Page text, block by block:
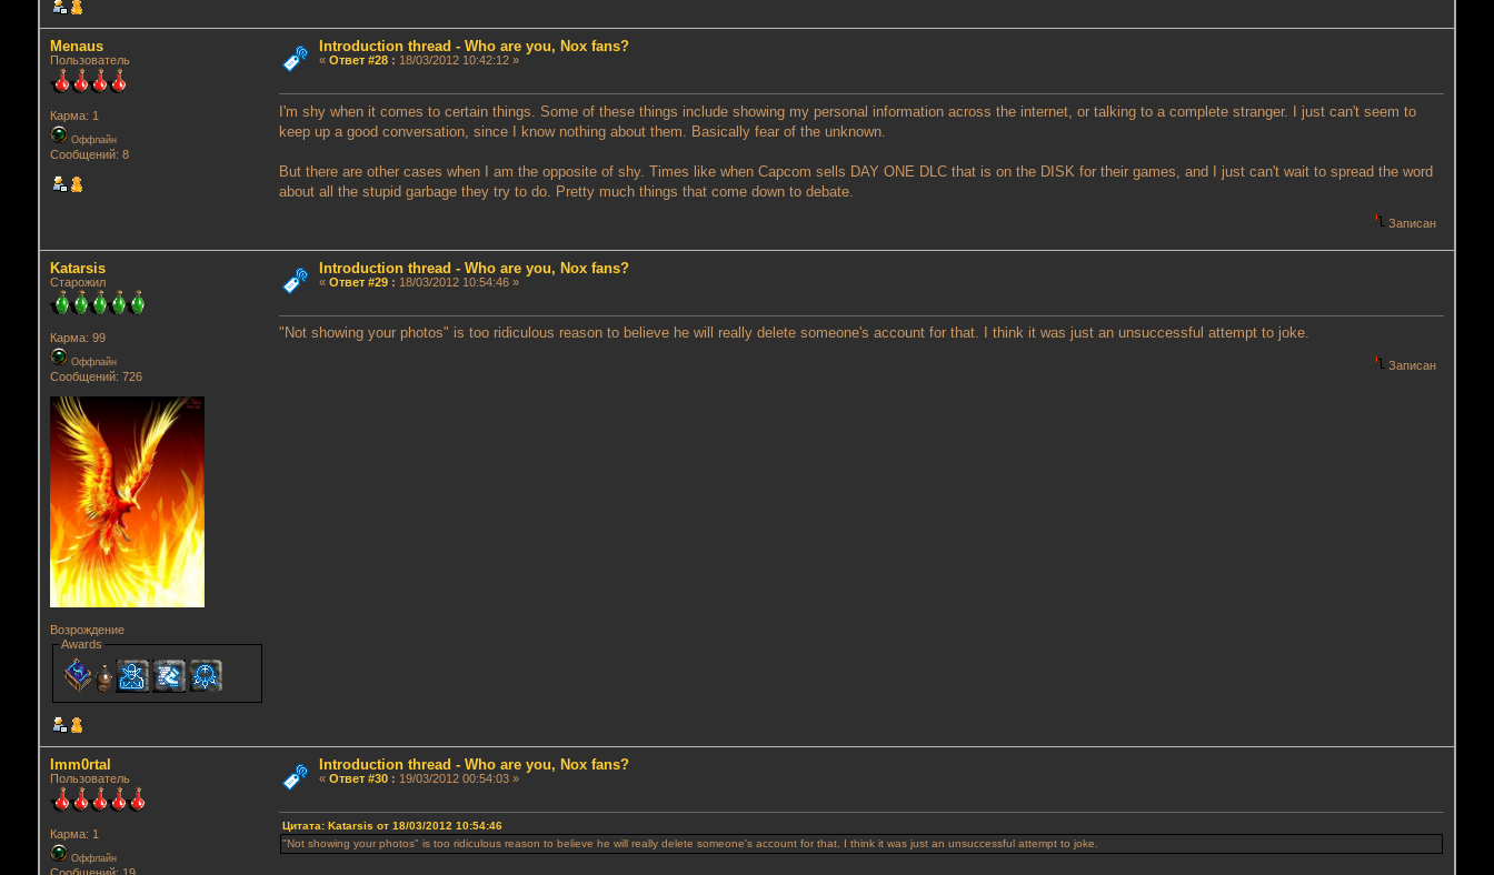
Menaus
Пользователь
Карма: 1
Оффлайн
Сообщений: 8
Introduction thread - Who are you, Nox fans?
« Ответ #28: 18/03/2012 10:42:12 »
I'm shy when it comes to certain things. Some of these things include showing my personal information across the internet, or talking to a complete stranger. I just can't seem to
keep up a good conversation, since I know nothing about them. Basically fear of the unknown.
But there are other cases when I am the opposite of shy. Times like when Capcom sells DAY ONE DLC that is on the DISK for their games, and I just can't wait to spread the word
about all the stupid garbage they try to do. Pretty much things that come down to debate.
Записан
Katarsis
Старожил
Карма: 99
Оффлайн
Сообщений: 726
Возрождение
Awards
Introduction thread - Who are you, Nox fans?
« Ответ #29: 18/03/2012 10:54:46 »
"Not showing your photos" is too ridiculous reason to believe he will really delete someone's account for that. I think it was just an unsuccessful attempt to joke.
Записан
Imm0rtal
Пользователь
Карма: 1
Оффлайн
Introduction thread - Who are you, Nox fans?
« Ответ #30: 19/03/2012 00:54:03 »
Цитата: Katarsis от 18/03/2012 10:54:46
"Not showing your photos" is too ridiculous reason to believe he will really delete someone's account for that. I think it was just an unsuccessful attempt to joke.